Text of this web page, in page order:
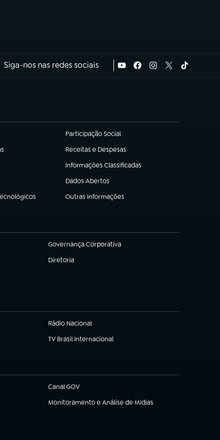
Siga-nos nas redes sociais
Participação Social
(abre em nova aba)
Receitas e Despesas
(abre em nova aba)
Informações Classificadas
(abre em nova aba)
Dados Abertos
(abre em nova aba)
Outras Informações
(abre em nova aba)
Governança Corporativa
(abre em nova aba)
Diretoria
(abre em nova aba)
Rádio Nacional
TV Brasil Internacional
(abre em nova aba)
Canal GOV
(abre em nova aba)
Monitoramento e Análise de Mídias
(abre em nova aba)